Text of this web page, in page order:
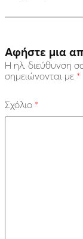
Αφήστε μια
Η ηλ. διεύθυνση
σημειώνονται με *
Σχόλιο *